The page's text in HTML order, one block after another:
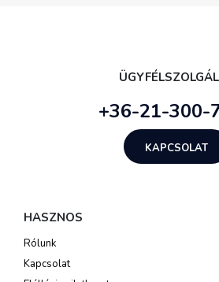
+36-21-300-
KAPCSOLAT
HASZNOS
Rólunk
Kapcsolat